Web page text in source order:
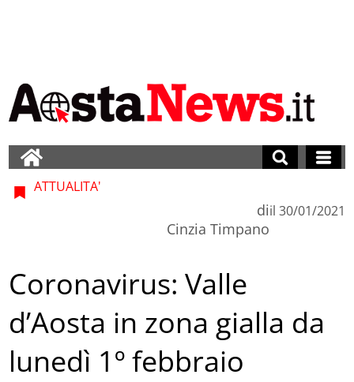
ATTUALITA'
di
Cinzia Timpano
il 30/01/2021
Coronavirus: Valle
d’Aosta in zona gialla da
lunedì 1º febbraio